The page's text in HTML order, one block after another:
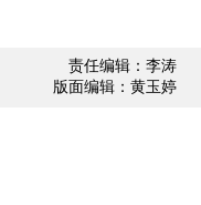
责任编辑：李涛
版面编辑：黄玉婷